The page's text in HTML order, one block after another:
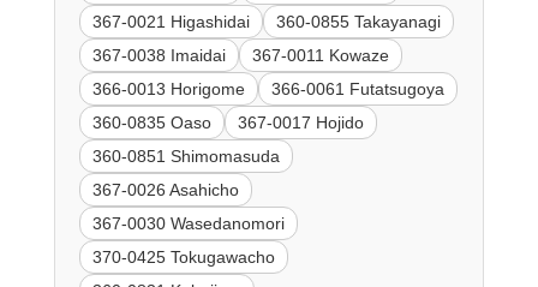
367-0021 Higashidai
360-0855 Takayanagi
367-0038 Imaidai
367-0011 Kowaze
366-0013 Horigome
366-0061 Futatsugoya
360-0835 Oaso
367-0017 Hojido
360-0851 Shimomasuda
367-0026 Asahicho
367-0030 Wasedanomori
370-0425 Tokugawacho